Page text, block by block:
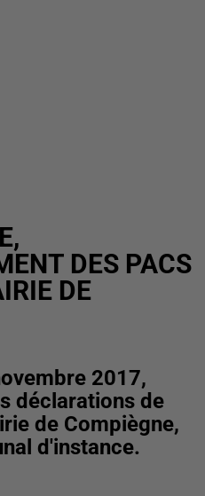
DES PACS
DE
2017,
déclarations de
de Compiègne,
d'instance.